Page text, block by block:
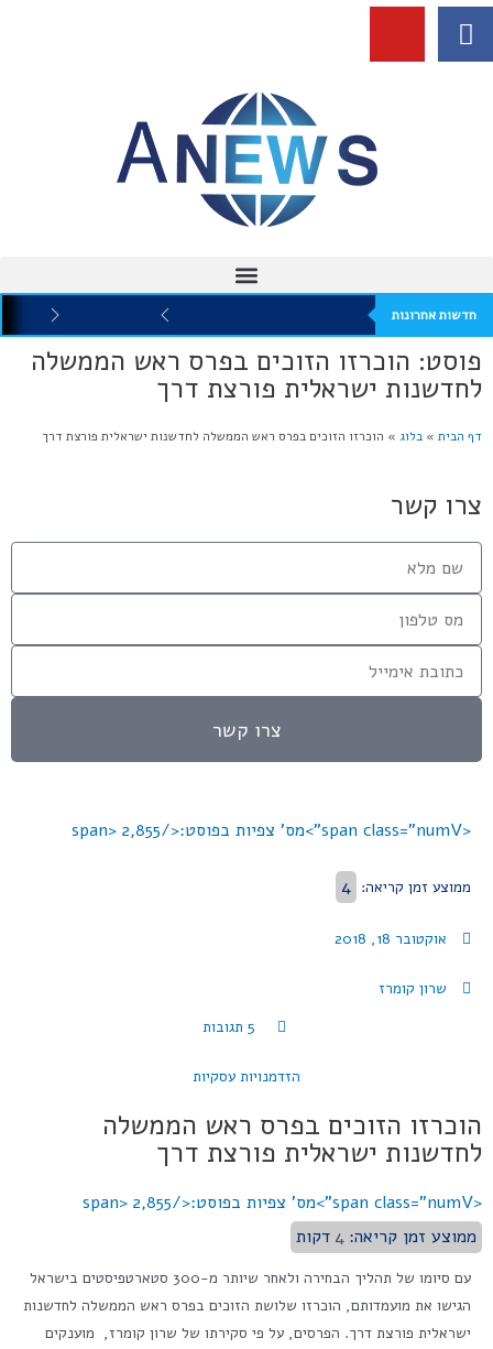
חדשות אחרונות
פוסט: הוכרזו הזוכים בפרס ראש הממשלה
לחדשנות ישראלית פורצת דרך
דף הבית » בלוג » הוכרזו הזוכים בפרס ראש הממשלה לחדשנות ישראלית פורצת דרך
<span class="numV">מס' צפיות בפוסט:</span> 2,855
ממוצע זמן קריאה: 4
אוקטובר 18, 2018
שרון קומרז
5 תגובות
הזדמנויות עסקיות
הוכרזו הזוכים בפרס ראש הממשלה
לחדשנות ישראלית פורצת דרך
<span class="numV">מס' צפיות בפוסט:</span>
2,855
ממוצע זמן קריאה: 4 דקות
עם סיומו של תהליך הבחירה ולאחר שיותר מ-300 סטארטפיסטים בישראל
הגישו את מועמדותם, הוכרזו שלושת הזוכים בפרס ראש הממשלה לחדשנות
ישראלית פורצת דרך. הפרסים, על פי סקירתו של שרון קומרז, מוענקים
צרו קשר
צרו קשר